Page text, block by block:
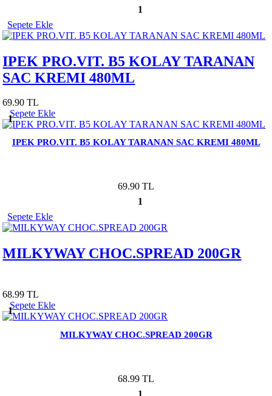
1
Sepete Ekle
IPEK PRO.VIT. B5 KOLAY TARANAN
SAC KREMI 480ML
69.90 TL
1
Sepete Ekle
IPEK PRO.VIT. B5 KOLAY TARANAN SAC KREMI 480ML
69.90 TL
1
Sepete Ekle
MILKYWAY CHOC.SPREAD 200GR
68.99 TL
1
Sepete Ekle
MILKYWAY CHOC.SPREAD 200GR
68.99 TL
1